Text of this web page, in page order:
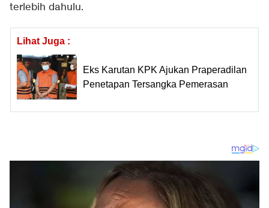
terlebih dahulu.
Lihat Juga :
Eks Karutan KPK Ajukan Praperadilan
Penetapan Tersangka Pemerasan